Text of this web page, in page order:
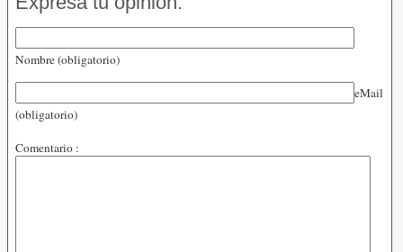
Nombre (obligatorio)
eMail
(obligatorio)
Comentario :